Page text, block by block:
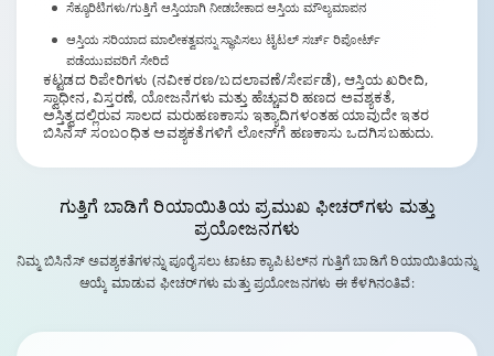
ಸೆಕ್ಯೂರಿಟಿಗಳು/ಗುತ್ತಿಗೆ ಆಸ್ತಿಯಾಗಿ ನೀಡಬೇಕಾದ ಆಸ್ತಿಯ ಮೌಲ್ಯಮಾಪನ
ಆಸ್ತಿಯ ಸರಿಯಾದ ಮಾಲೀಕತ್ವವನ್ನು ಸ್ಥಾಪಿಸಲು ಟೈಟಲ್ ಸರ್ಚ್ ರಿಪೋರ್ಟ್
ಪಡೆಯುವವರಿಗೆ ಸೇರಿದೆ
ಕಟ್ಟಡದ ರಿಪೇರಿಗಳು (ನವೀಕರಣ/ಬದಲಾವಣೆ/ಸೇರ್ಪಡೆ), ಆಸ್ತಿಯ ಖರೀದಿ,
ಸ್ವಾಧೀನ, ವಿಸ್ತರಣೆ, ಯೋಜನೆಗಳು ಮತ್ತು ಹೆಚ್ಚುವರಿ ಹಣದ ಅವಶ್ಯಕತೆ,
ಅಸ್ತಿತ್ವದಲ್ಲಿರುವ ಸಾಲದ ಮರುಹಣಕಾಸು ಇತ್ಯಾದಿಗಳಂತಹ ಯಾವುದೇ ಇತರ
ಬಿಸಿನೆಸ್ ಸಂಬಂಧಿತ ಅವಶ್ಯಕತೆಗಳಿಗೆ ಲೋನ್‌ಗೆ ಹಣಕಾಸು ಒದಗಿಸಬಹುದು.
ಗುತ್ತಿಗೆ ಬಾಡಿಗೆ ರಿಯಾಯಿತಿಯಪ್ರಮುಖ ಫೀಚರ್‌ಗಳು ಮತ್ತು
ಪ್ರಯೋಜನಗಳು
ನಿಮ್ಮ ಬಿಸಿನೆಸ್ ಅವಶ್ಯಕತೆಗಳನ್ನು ಪೂರೈಸಲು ಟಾಟಾ ಕ್ಯಾಪಿಟಲ್‌ನ ಗುತ್ತಿಗೆ ಬಾಡಿಗೆ ರಿಯಾಯಿತಿಯನ್ನು
ಆಯ್ಕೆ ಮಾಡುವ ಫೀಚರ್‌ಗಳು ಮತ್ತು ಪ್ರಯೋಜನಗಳು ಈ ಕೆಳಗಿನಂತಿವೆ: